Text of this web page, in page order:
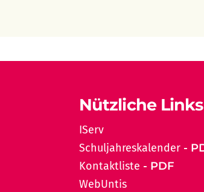
Nützliche Links
IServ
Schuljahreskalender
Kontaktliste
WebUntis